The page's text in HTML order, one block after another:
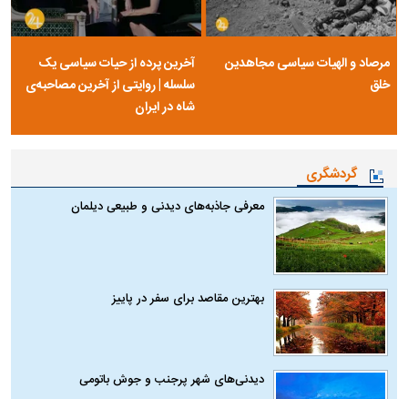
مرصاد و الهیات سیاسی مجاهدین
خلق
آخرین پرده از حیات سیاسی یک
سلسله | روایتی از آخرین مصاحبه‌ی
شاه در ایران
گردشگری
معرفی جاذبه‌های دیدنی و طبیعی دیلمان
بهترین مقاصد برای سفر در پاییز
دیدنی‌های شهر پرجنب و جوش باتومی